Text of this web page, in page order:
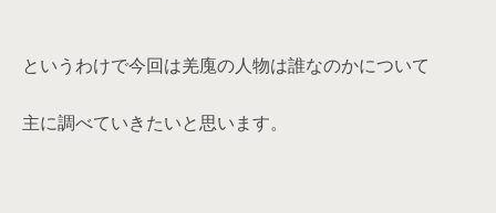
というわけで今回は羌廆の人物は誰なのかについて
主に調べていきたいと思います。